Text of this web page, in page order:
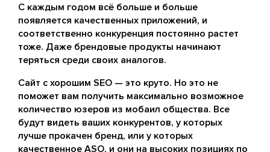
С каждым годом всё больше и больше
появляется качественных приложений, и
соответственно конкуренция постоянно растет
тоже. Даже брендовые продукты начинают
теряться среди своих аналогов.
Сайт с хорошим SEO — это круто. Но это не
поможет вам получить максимально возможное
количество юзеров из мобаил общества. Все
будут видеть ваших конкурентов, у которых
лучше прокачен бренд, или у которых
качественное ASO, и они на высоких позициях по